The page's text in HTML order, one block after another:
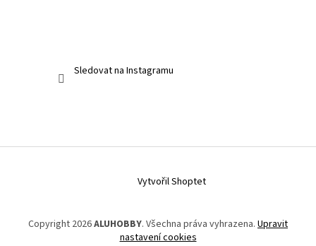
Sledovat na Instagramu
Vytvořil Shoptet
Copyright 2026ALUHOBBY. Všechna práva vyhrazena. Upravit
nastavení cookies